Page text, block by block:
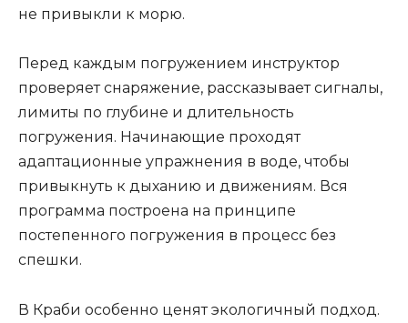
не привыкли к морю.
Перед каждым погружением инструктор
проверяет снаряжение, рассказывает сигналы,
лимиты по глубине и длительность
погружения. Начинающие проходят
адаптационные упражнения в воде, чтобы
привыкнуть к дыханию и движениям. Вся
программа построена на принципе
постепенного погружения в процесс без
спешки.
В Краби особенно ценят экологичный подход.